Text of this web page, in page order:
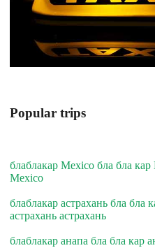
Popular trips
блаблакар Mexico бла бла
Mexico
блаблакар астрахань бла бла
астрахань астрахань
блаблакар анапа бла бла кар